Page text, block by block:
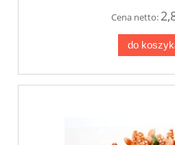
Cena netto:
do